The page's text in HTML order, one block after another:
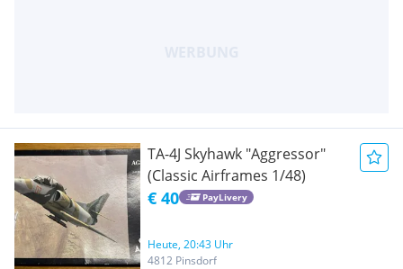
TA-4J Skyhawk "Aggressor"
(Classic Airframes 1/48)
€ 40 PayLivery
Heute, 20:43 Uhr
4812 Pinsdorf